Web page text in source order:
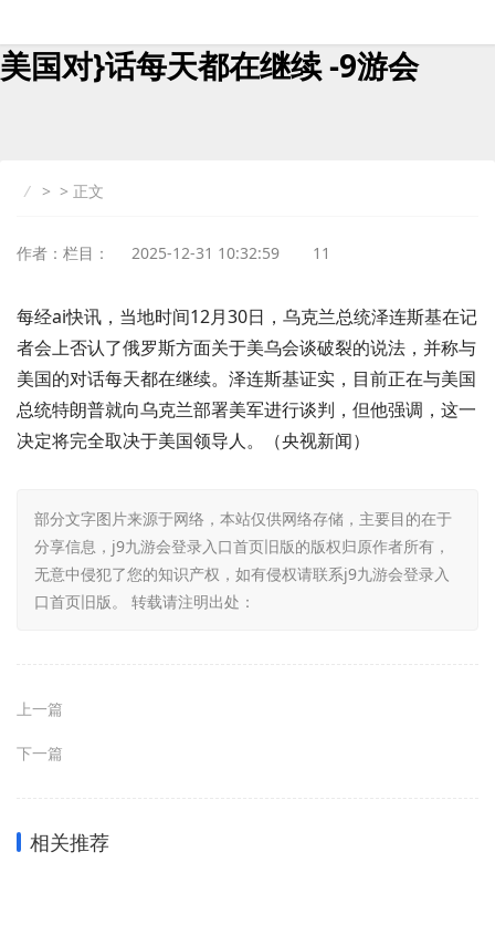
美国对}话每天都在继续 -9游会
> > 正文
作者：栏目： 2025-12-31 10:32:59 11
每经ai快讯，当地时间12月30日，乌克兰总统泽连斯基在记
者会上否认了俄罗斯方面关于美乌会谈破裂的说法，并称与
美国的对话每天都在继续。泽连斯基证实，目前正在与美国
总统特朗普就向乌克兰部署美军进行谈判，但他强调，这一
决定将完全取决于美国领导人。（央视新闻）
部分文字图片来源于网络，本站仅供网络存储，主要目的在于
分享信息，j9九游会登录入口首页旧版的版权归原作者所有，
无意中侵犯了您的知识产权，如有侵权请联系j9九游会登录入
口首页旧版。 转载请注明出处：
上一篇
下一篇
相关推荐